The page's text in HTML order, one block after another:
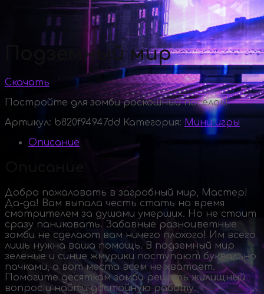
Подземный мир
Скачать
Постройте для зомби роскошный поселок!
Артикул: b820f94947dd Категория: Мини игры
Описание
Добро пожаловать в загробный мир, Мастер!
Да-да! Вам выпала честь стать на время
смотрителем за душами умерших. Но не стоит
сразу паниковать. Забавные разноцветные
зомби не сделают вам ничего плохого! Им всего
лишь нужна ваша помощь. В подземный мир
зеленые и синие жмурики поступают буквально
пачками, а вот места всем не хватает.
Помогите десяткам зомби решить жилищный
вопрос и найти достойную работу.